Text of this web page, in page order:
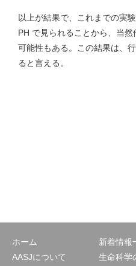
以上が結果で、これまでの実
PH で見られることから、当
可能性もある。この結果は、
ると言える。
ホーム
AASJについて
新着情報
生命科学